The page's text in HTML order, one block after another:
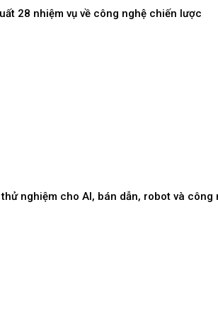
28 nhiệm vụ về công nghệ chiến lược
nghiệm cho AI, bán dẫn, robot và công